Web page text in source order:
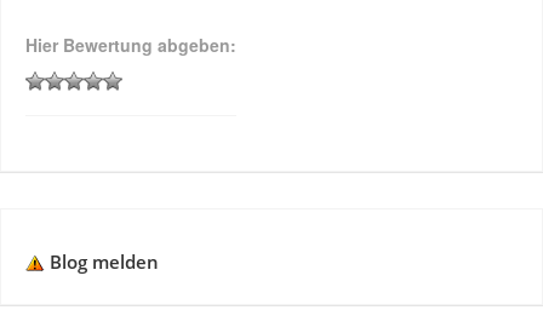
Hier Bewertung abgeben:
Blog melden